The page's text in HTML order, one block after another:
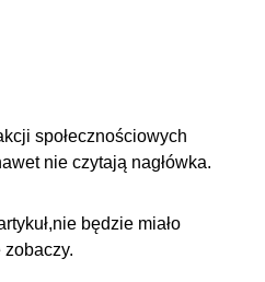
społecznościowych
nie czytają nagłówka.
będzie miało